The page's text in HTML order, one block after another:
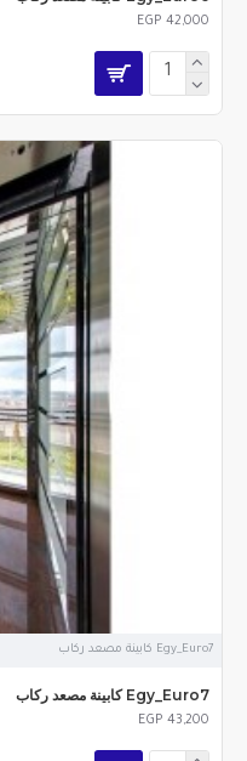
EGP 42,000
Egy_Euro7 كابينة مصعد ركاب
Egy_Euro7 كابينة مصعد ركاب
EGP 43,200